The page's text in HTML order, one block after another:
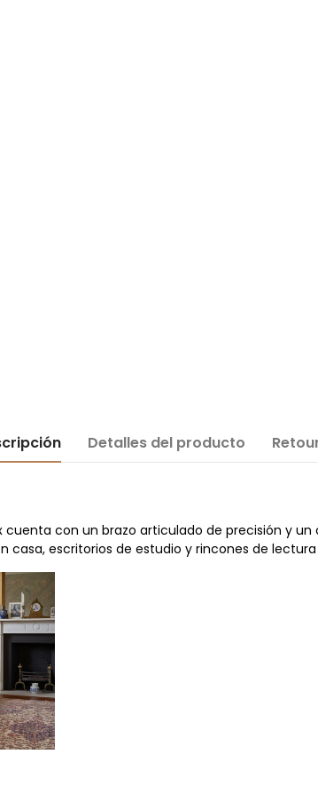
Detalles del producto
cuenta con un brazo articulado de precisión y
casa, escritorios de estudio y rincones de